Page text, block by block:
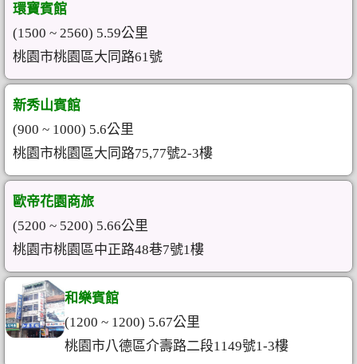
環寶賓館
(1500 ~ 2560) 5.59公里
桃園市桃園區大同路61號
新秀山賓館
(900 ~ 1000) 5.6公里
桃園市桃園區大同路75,77號2-3樓
歐帝花園商旅
(5200 ~ 5200) 5.66公里
桃園市桃園區中正路48巷7號1樓
和樂賓館
(1200 ~ 1200) 5.67公里
桃園市八德區介壽路二段1149號1-3樓